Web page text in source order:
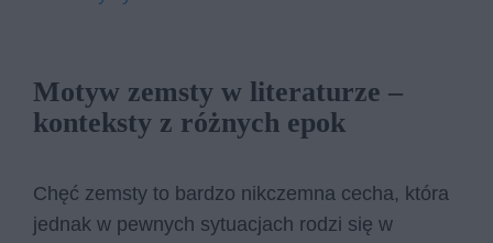
Motyw zemsty w literaturze –
konteksty z różnych epok
Chęć zemsty to bardzo nikczemna cecha, która
jednak w pewnych sytuacjach rodzi się w